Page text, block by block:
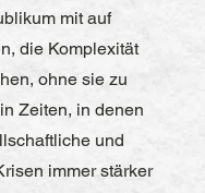
mit auf
die Komplexität
ohne sie zu
Zeiten, in denen
und
immer stärker